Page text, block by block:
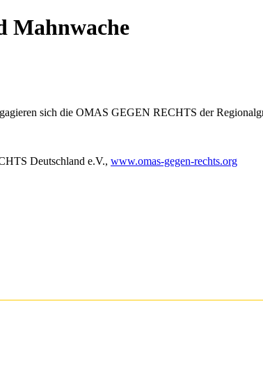
Mahnwache
sich die OMAS GEGEN RECHTS der
Deutschland e.V., www.omas-gegen-rechts.org